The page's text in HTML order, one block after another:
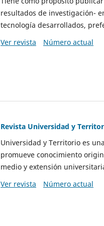
resultados de investigación-
tecnología desarrollados,
Ver revista
Número actual
Revista Universidad y
Universidad y Territorio es
promueve conocimiento
medio y extensión
Ver revista
Número actual